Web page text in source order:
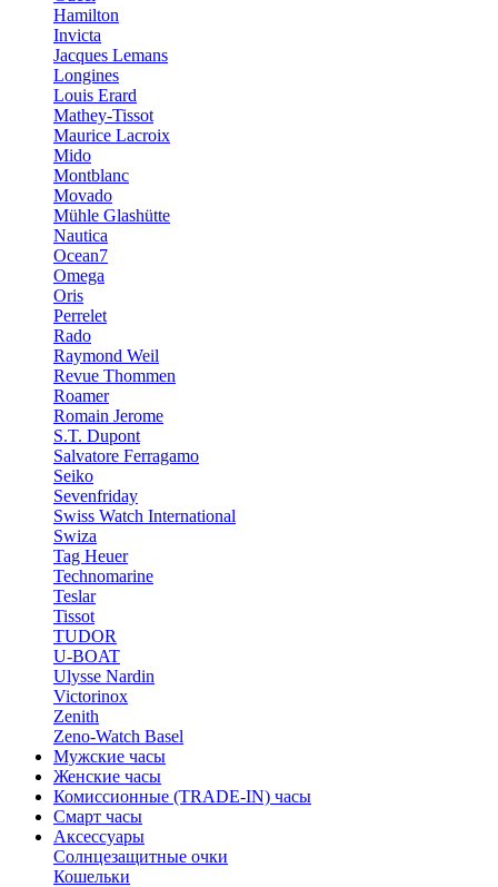
Hamilton
Invicta
Jacques Lemans
Longines
Louis Erard
Mathey-Tissot
Maurice Lacroix
Mido
Montblanc
Movado
Mühle Glashütte
Nautica
Ocean7
Omega
Oris
Perrelet
Rado
Raymond Weil
Revue Thommen
Roamer
Romain Jerome
S.T. Dupont
Salvatore Ferragamo
Seiko
Sevenfriday
Swiss Watch International
Swiza
Tag Heuer
Technomarine
Teslar
Tissot
TUDOR
U-BOAT
Ulysse Nardin
Victorinox
Zenith
Zeno-Watch Basel
Мужские часы
Женские часы
Комиссионные (TRADE-IN) часы
Смарт часы
Аксессуары
Солнцезащитные очки
Кошельки